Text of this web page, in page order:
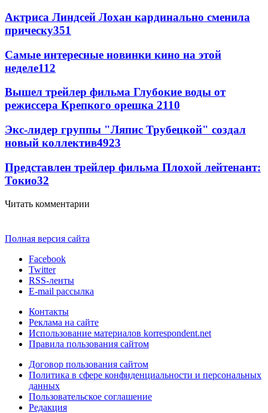
Актриса Линдсей Лохан кардинально сменила
прическу351
Самые интересные новинки кино на этой
неделе112
Вышел трейлер фильма Глубокие воды от
режиссера Крепкого орешка 2110
Экс-лидер группы "Ляпис Трубецкой" создал
новый коллектив4923
Представлен трейлер фильма Плохой лейтенант:
Токио32
Читать комментарии
Полная версия сайта
Facebook
Twitter
RSS-ленты
E-mail рассылка
Контакты
Реклама на сайте
Использование материалов korrespondent.net
Правила пользования сайтом
Договор пользования сайтом
Политика в сфере конфиденциальности и персональных
данных
Пользовательское соглашение
Редакция